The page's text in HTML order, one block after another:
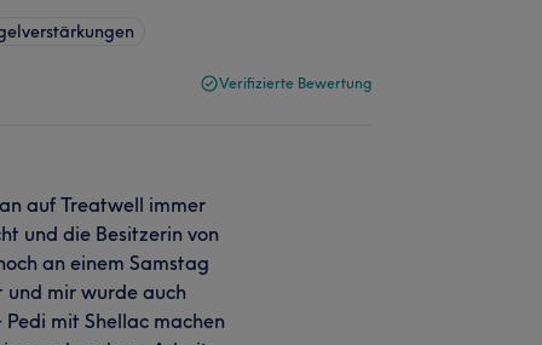
Verifizierte Bewertung
auf Treatwell immer
und die Besitzerin von
an einem Samstag
und mir wurde auch
mit Shellac machen